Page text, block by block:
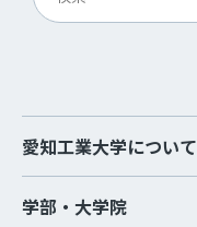
愛知工業大学について
学部・大学院